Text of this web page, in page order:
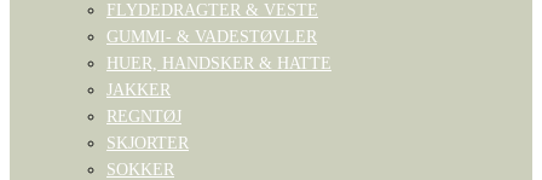
FLYDEDRAGTER & VESTE
GUMMI- & VADESTØVLER
HUER, HANDSKER & HATTE
JAKKER
REGNTØJ
SKJORTER
SOKKER